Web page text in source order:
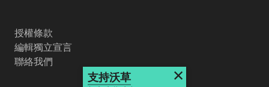
授權條款
編輯獨立宣言
聯絡我們
支持沃草 ×